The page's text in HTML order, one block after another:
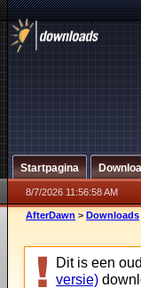
Startpagina
8/7/2026 11:56:58 AM
AfterDawn > Downloads
Dit is een
versie)